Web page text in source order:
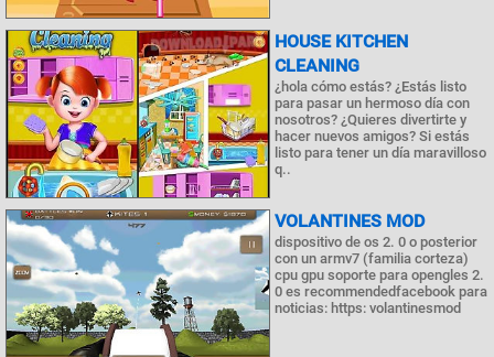
HOUSE KITCHEN
CLEANING
¿hola cómo estás? ¿Estás listo
para pasar un hermoso día con
nosotros? ¿Quieres divertirte y
hacer nuevos amigos? Si estás
listo para tener un día maravilloso
q..
VOLANTINES MOD
dispositivo de os 2. 0 o posterior
con un armv7 (familia corteza)
cpu gpu soporte para opengles 2.
0 es recommendedfacebook para
noticias: https: volantinesmod